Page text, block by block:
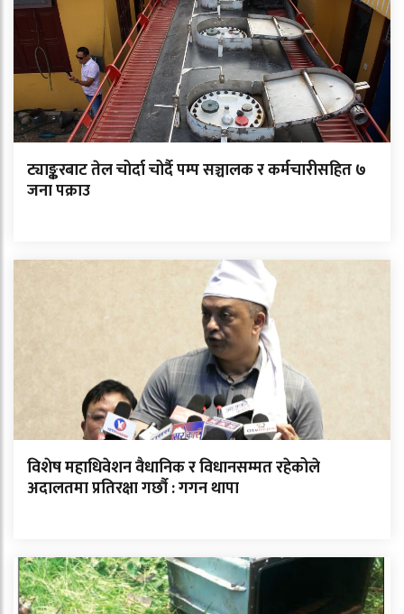
ट्याङ्करबाट तेल चोर्दा चोर्दै पम्प सञ्चालक र कर्मचारीसहित ७
जना पक्राउ
विशेष महाधिवेशन वैधानिक र विधानसम्मत रहेकोले
अदालतमा प्रतिरक्षा गर्छौ : गगन थापा